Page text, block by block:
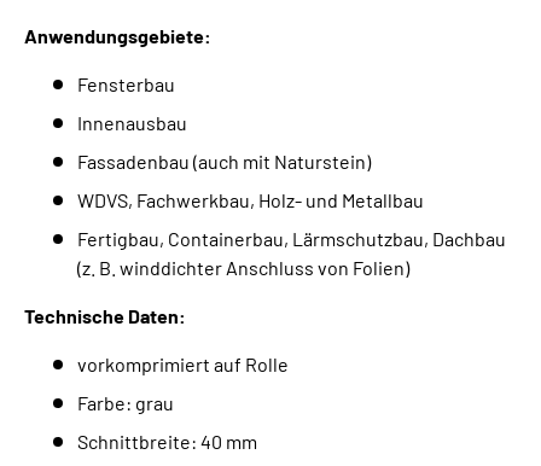
Anwendungsgebiete:
Fensterbau
Innenausbau
Fassadenbau (auch mit Naturstein)
WDVS, Fachwerkbau, Holz- und Metallbau
Fertigbau, Containerbau, Lärmschutzbau, Dachbau
(z. B. winddichter Anschluss von Folien)
Technische Daten:
vorkomprimiert auf Rolle
Farbe: grau
Schnittbreite: 40 mm